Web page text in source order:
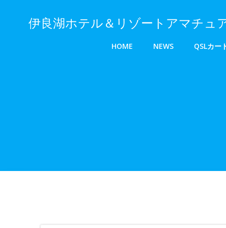
伊良湖ホテル＆リゾートアマチュ
HOME NEWS QSLカー